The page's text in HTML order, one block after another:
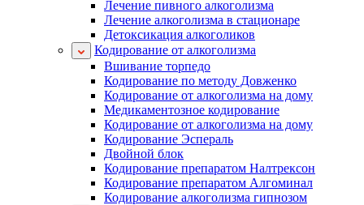
Лечение пивного алкоголизма
Лечение алкоголизма в стационаре
Детоксикация алкоголиков
Кодирование от алкоголизма
Вшивание торпедо
Кодирование по методу Довженко
Кодирование от алкоголизма на дому
Медикаментозное кодирование
Кодирование от алкоголизма на дому
Кодирование Эспераль
Двойной блок
Кодирование препаратом Налтрексон
Кодирование препаратом Алгоминал
Кодирование алкоголизма гипнозом